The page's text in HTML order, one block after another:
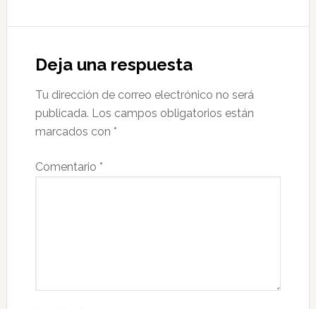
Deja una respuesta
Tu dirección de correo electrónico no será
publicada. Los campos obligatorios están
marcados con *
Comentario *